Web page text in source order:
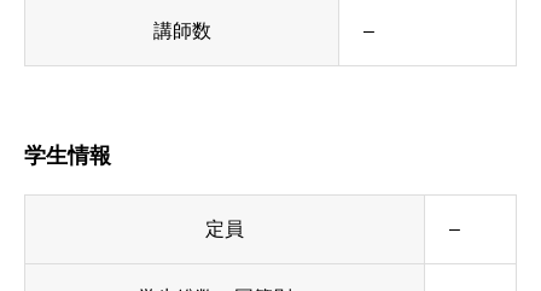
講師数 –
学生情報
定員 –